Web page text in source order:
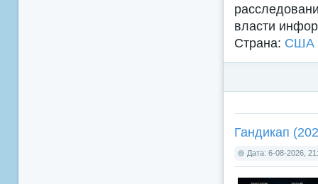
власти
Страна: США
Гандикап
Дата: 6-08-2026,